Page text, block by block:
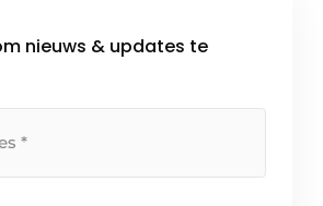
nieuws & updates te